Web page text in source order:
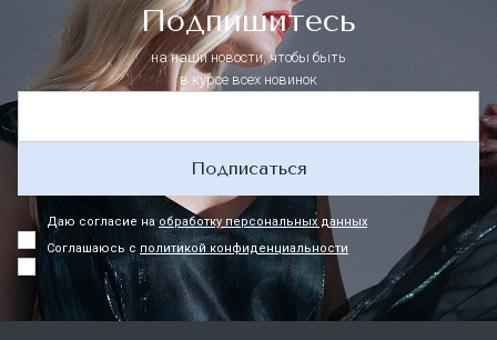
Подпишитесь
на наши новости, чтобы быть
в курсе всех новинок
Подписаться
Даю согласие наобработку персональных данных
Соглашаюсь с политикой конфиденциальности